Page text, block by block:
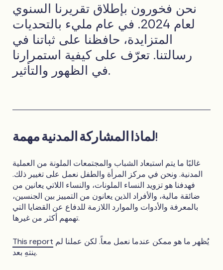
نحن فخورون بإطلاق تقريرنا السنوي
لعام 2024. في عام مليء بالتحديات
المتزايدة، حافظنا على ثباتنا في
رسالتنا. تعرّف على كيفية استمرارنا
في الظهور والتأثير.
لماذا المشاركة المدنية مهمة!
غالبًا ما يتم استبعاد الشباب والمجتمعات الملونة من العملية
المدنية. ونحن في مركز المرأة والطفل نعمل على تغيير ذلك.
فهدفنا هو تزويد النساء الملونات، والنساء اللاتي يعانين من
ضائقة مالية، والأفراد الذين يعانون من التمييز بين الجنسين،
بالمعرفة والأدوات والموارد اللازمة للدفاع عن القضايا التي
تهمهم أكثر من غيرها.
This report
ينتهِ بعد.